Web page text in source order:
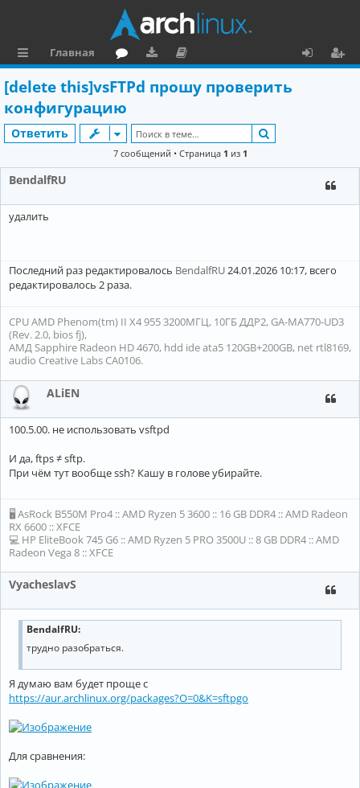
л
и
Главная
м
зк
и
м
е
н
я
а
[delete this]vsFTPd прошу проверить
конфигурацию
Ответить
7 сообщений • Страница 1 из 1
BendalfRU
удалить
Последний раз редактировалось BendalfRU24.01.2026 10:17, всего
редактировалось 2 раза.
CPU AMD Phenom(tm) II X4 955 3200МГЦ, 10ГБ ДДР2, GA-MA770-UD3
(Rev. 2.0, bios fj),
АМД Sapphire Radeon HD 4670, hdd ide ata5 120GB+200GB, net rtl8169,
audio Creative Labs CA0106.
ALiEN
100.5.00. не использовать vsftpd
И да, ftps ≠ sftp.
При чём тут вообще ssh? Кашу в голове убирайте.
🖥 AsRock B550M Pro4 :: AMD Ryzen 5 3600 :: 16 GB DDR4 :: AMD Radeon
RX 6600 :: XFCE
💻 HP EliteBook 745 G6 :: AMD Ryzen 5 PRO 3500U :: 8 GB DDR4 :: AMD
Radeon Vega 8 :: XFCE
VyacheslavS
BendalfRU:
трудно разобраться.
Я думаю вам будет проще с
https://aur.archlinux.org/packages?O=0&K=sftpgo
Для сравнения: